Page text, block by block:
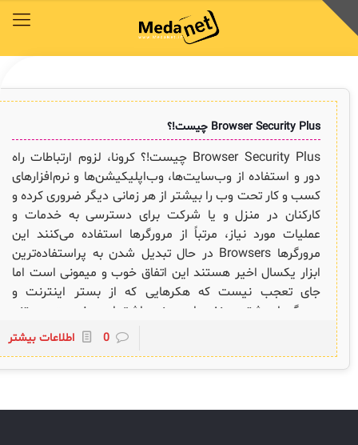
Browser Security Plus چیست!؟
Browser Security Plus چیست!؟ کرونا، لزوم ارتباطات راه
دور و استفاده از وب‌سایت‌ها، وب‌اپلیکیشن‌ها و نرم‌افزارهای
کسب و کار تحت وب را بیشتر از هر زمانی دیگر ضروری کرده و
کارکنان در منزل و یا شرکت برای دسترسی به خدمات و
عملیات مورد نیاز، مرتباً از مرورگرها استفاده می‌کنند این
مرورگرها Browsers در حال تبدیل شدن به پراستفاده‌ترین
ابزار یکسال اخیر هستند این اتفاق خوب و میمونی است اما
جای تعجب نیست که هکرهایی که از بستر اینترنت و
مرورگرها بیشترین نفع را می‌برند عاشق این وضعیت هستند
و خطر همیشگی آنها در کمین افراد و سازمان‌هایی است که
مرورگر دروازه‌ی ارتباطی کسب و کار آنهاست. آنها به شدت
مترصد فرصتی برای سواستفاده از سازمان‌ها از طریق مرورگرها
مبتنی بر مرورگر بوده‌اند. خطر همیشه در کمین است اما آیا
0 اطلاعات بیشتر
محصولات
محصولات
دسترسی سریع به زیرمجموعه‌های همین منو
◈
سرویس دسک پلاس فارسی
سرویس دسک پلاس ابری
پلاگین‌های سرویس دسک پلاس
راهکارهای سازمانی
راهکارهای سازمانی
دسترسی سریع به زیرمجموعه‌های همین منو
◈
COBIT
ITIL
ISO/IEC 20000
راهکارهای مدیریتی فناوری اطلاعات برای مراکز آموزشی و دانشگاه‌ها
کتابخانه دیجیتالی
کتابخانه دیجیتالی
دسترسی سریع به زیرمجموعه‌های همین منو
◈
مقایسه راهکارهای محبوب
چیستان
اصطلاحات و تعاریف مرتبط با ITIL4
آکادمی مدانت
آکادمی مدانت
دسترسی سریع به زیرمجموعه‌های همین منو
◈
وبینار رایگان ITSM , ESM
✦
توافق‌نامه‌ها
توافق‌نامه‌ها
دسترسی سریع به زیرمجموعه‌های همین منو
◈
توافقنامه خدمات
برنامه‌ی همکاری در فروش مدانت و توافقنامه بازاریابی